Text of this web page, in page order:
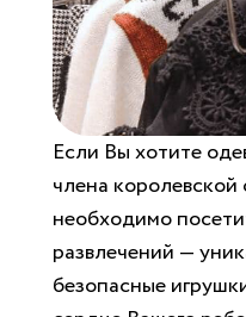
Если Вы хотите
члена
необходимо
развлечений —
безопасные